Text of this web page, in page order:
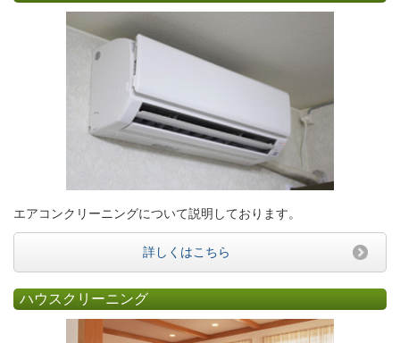
エアコンクリーニングについて説明しております。
詳しくはこちら
ハウスクリーニング